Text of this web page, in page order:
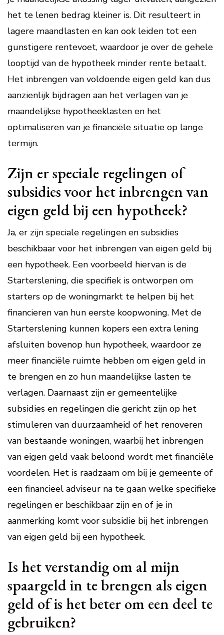
het te lenen bedrag kleiner is. Dit resulteert in
lagere maandlasten en kan ook leiden tot een
gunstigere rentevoet, waardoor je over de gehele
looptijd van de hypotheek minder rente betaalt.
Het inbrengen van voldoende eigen geld kan dus
aanzienlijk bijdragen aan het verlagen van je
maandelijkse hypotheeklasten en het
optimaliseren van je financiële situatie op lange
termijn.
Zijn er speciale regelingen of
subsidies voor het inbrengen van
eigen geld bij een hypotheek?
Ja, er zijn speciale regelingen en subsidies
beschikbaar voor het inbrengen van eigen geld bij
een hypotheek. Een voorbeeld hiervan is de
Starterslening, die specifiek is ontworpen om
starters op de woningmarkt te helpen bij het
financieren van hun eerste koopwoning. Met de
Starterslening kunnen kopers een extra lening
afsluiten bovenop hun hypotheek, waardoor ze
meer financiële ruimte hebben om eigen geld in
te brengen en zo hun maandelijkse lasten te
verlagen. Daarnaast zijn er gemeentelijke
subsidies en regelingen die gericht zijn op het
stimuleren van duurzaamheid of het renoveren
van bestaande woningen, waarbij het inbrengen
van eigen geld vaak beloond wordt met financiële
voordelen. Het is raadzaam om bij je gemeente of
een financieel adviseur na te gaan welke specifieke
regelingen er beschikbaar zijn en of je in
aanmerking komt voor subsidie bij het inbrengen
van eigen geld bij een hypotheek.
Is het verstandig om al mijn
spaargeld in te brengen als eigen
geld of is het beter om een deel te
gebruiken?